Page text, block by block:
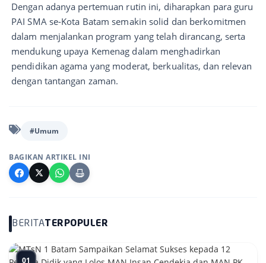
Dengan adanya pertemuan rutin ini, diharapkan para guru
PAI SMA se-Kota Batam semakin solid dan berkomitmen
dalam menjalankan program yang telah dirancang, serta
mendukung upaya Kemenag dalam menghadirkan
pendidikan agama yang moderat, berkualitas, dan relevan
dengan tantangan zaman.
#Umum
BAGIKAN ARTIKEL INI
BERITATERPOPULER
01